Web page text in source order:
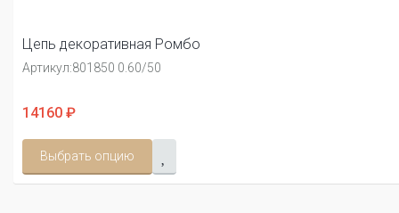
Цепь декоративная Ромбо
Артикул:801850 0.60/50
14160 ₽
Выбрать опцию